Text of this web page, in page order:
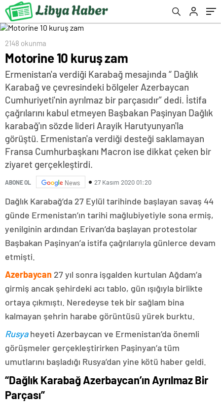
2148 okunma
Motorine 10 kuruş zam
Ermenistan'a verdiği Karabağ mesajında “ Dağlık
Karabağ ve çevresindeki bölgeler Azerbaycan
Cumhuriyeti'nin ayrılmaz bir parçasıdır” dedi. İstifa
çağrılarını kabul etmeyen Başbakan Paşinyan Dağlık
karabağ'ın sözde lideri Arayik Harutyunyan'la
görüştü. Ermenistan'a verdiği desteği saklamayan
Fransa Cumhurbaşkanı Macron ise dikkat çeken bir
ziyaret gerçekleştirdi.
ABONE OL News 27 Kasım 2020 01:20
Dağlık Karabağ’da 27 Eylül tarihinde başlayan savaş 44
günde Ermenistan’ın tarihi mağlubiyetiyle sona ermiş,
yenilginin ardından Erivan’da başlayan protestolar
Başbakan Paşinyan’a istifa çağrılarıyla günlerce devam
etmişti.
Azerbaycan 27 yıl sonra işgalden kurtulan Ağdam’a
girmiş ancak şehirdeki acı tablo, gün ışığıyla birlikte
ortaya çıkmıştı. Neredeyse tek bir sağlam bina
kalmayan şehrin harabe görüntüsü yürek burktu.
Rusyaheyeti Azerbaycan ve Ermenistan’da önemli
görüşmeler gerçekleştirirken Paşinyan’a tüm
umutlarını başladığı Rusya’dan yine kötü haber geldi.
“Dağlık Karabağ Azerbaycan’ın Ayrılmaz Bir
Parçası”